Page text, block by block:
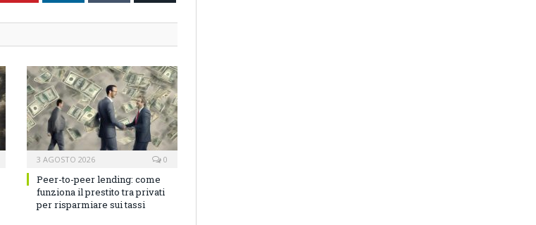
3 AGOSTO 2026 0
Peer-to-peer lending: come
funziona il prestito tra privati
per risparmiare sui tassi